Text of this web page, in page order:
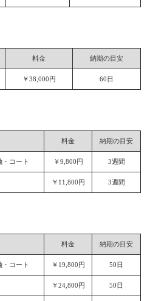
料金 納期の目安
￥38,000円 60日
料金 納期の目安
・コート ￥9,800円 3週間
￥11,800円 3週間
料金 納期の目安
・コート ￥19,800円 50日
￥24,800円 50日